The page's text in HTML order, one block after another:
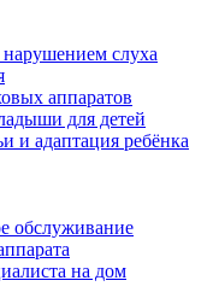
нарушением слуха
аппаратов
для детей
и адаптация ребёнка
обслуживание
на дом